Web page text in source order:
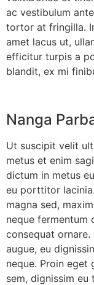
ac vestibulum
tortor at fringilla.
amet lacus ut,
efficitur turpis a
blandit, ex mi
Nanga
Ut suscipit velit
metus et enim
dictum in metus
eu porttitor
magna sed,
neque fermentum
consequat
augue, eu
neque. Proin eget
sem, dignissim